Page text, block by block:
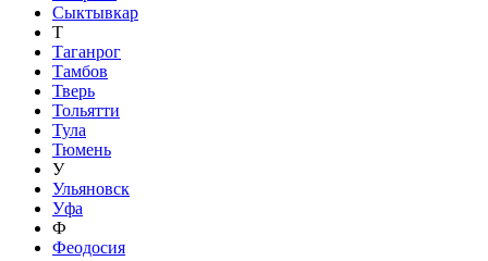
Сыктывкар
Т
Таганрог
Тамбов
Тверь
Тольятти
Тула
Тюмень
У
Ульяновск
Уфа
Ф
Феодосия